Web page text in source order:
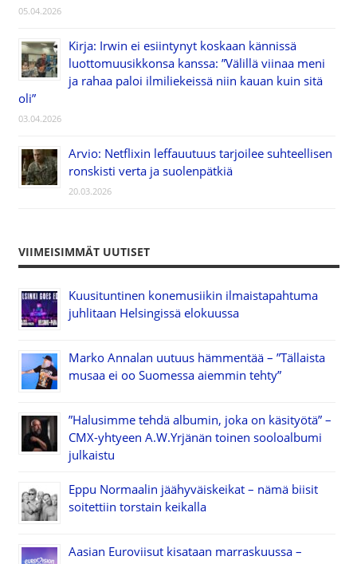
05.04.2026
Kirja: Irwin ei esiintynyt koskaan kännissä
luottomuusikkonsa kanssa: ”Välillä viinaa meni
ja rahaa paloi ilmiliekeissä niin kauan kuin sitä
oli”
03.04.2026
Arvio: Netflixin leffauutuus tarjoilee suhteellisen
ronskisti verta ja suolenpätkiä
20.03.2026
VIIMEISIMMÄT UUTISET
Kuusituntinen konemusiikin ilmaistapahtuma
juhlitaan Helsingissä elokuussa
Marko Annalan uutuus hämmentää – ”Tällaista
musaa ei oo Suomessa aiemmin tehty”
”Halusimme tehdä albumin, joka on käsityötä” –
CMX-yhtyeen A.W.Yrjänän toinen sooloalbumi
julkaistu
Eppu Normaalin jäähyväiskeikat – nämä biisit
soitettiin torstain keikalla
Aasian Euroviisut kisataan marraskuussa –